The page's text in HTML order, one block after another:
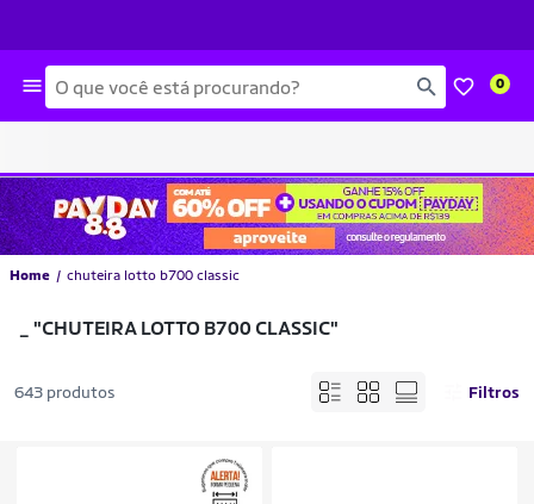
Busca 0
Home chuteira lotto b700 classic
"CHUTEIRA LOTTO B700 CLASSIC"
643 produtos Filtros